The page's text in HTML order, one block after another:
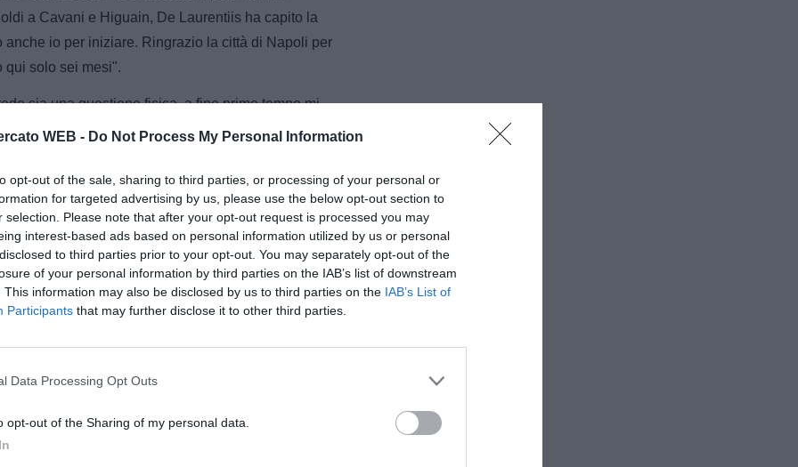
WEB - Do Not Process My Personal Information
opt-out of the sale, sharing to third parties, or processing of your personal or
for targeted advertising by us, please use the below opt-out section to
selection. Please note that after your opt-out request is processed you may
interest-based ads based on personal information utilized by us or personal
to third parties prior to your opt-out. You may separately opt-out of the
of your personal information by third parties on the IAB’s list of downstream
This information may also be disclosed by us to third parties on the IAB’s List of
Participants that may further disclose it to other third parties.
Data Processing Opt Outs
opt-out of the Sharing of my personal data.
a Cavani e Higuain, De Laurentiis ha capito la
io per iniziare. Ringrazio la città di Napoli per
qui solo sei mesi".
sia una questione fisica, a fine primo tempo mi
si reggevano in piedi. Mi dispiace, anche se in
Giampiero Ventura, tecnico del Torino. Queste le
non c'è stata partita, dopo cinque minuti ho capito
erano fermi e molli sulle gambe. Non abbiamo
non si capisce, il secondo era inesistente.
stati penalizzati oggi non c'era partita. Con tutto il
potevamo dar vita a una bella partita,
qualcosa che ci è sfuggito, ho fatto quei
sarebbe cambiato nulla. Qualsiasi altro commento
della tua squadra. Attiva
DAZN!